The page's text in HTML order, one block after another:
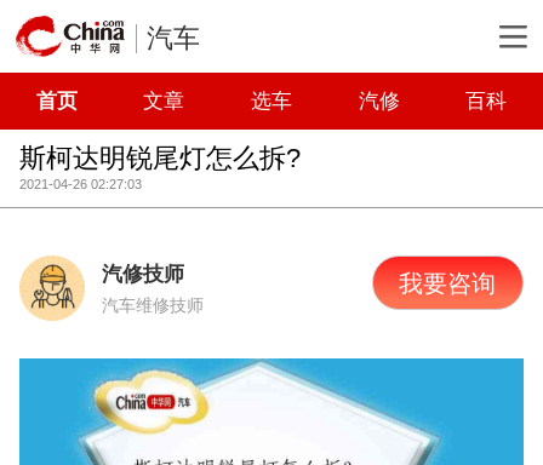
汽车
首页 文章 选车 汽修 百科
斯柯达明锐尾灯怎么拆?
2021-04-26 02:27:03
汽修技师
汽车维修技师
我要咨询